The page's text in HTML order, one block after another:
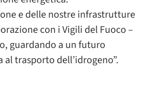
e delle nostre infrastrutture
con i Vigili del Fuoco –
guardando a un futuro
trasporto dell’idrogeno”.